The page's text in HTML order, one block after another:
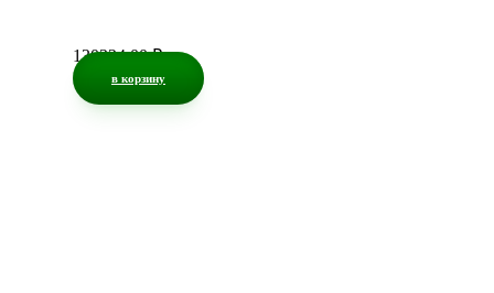
130324,00₽
в корзину